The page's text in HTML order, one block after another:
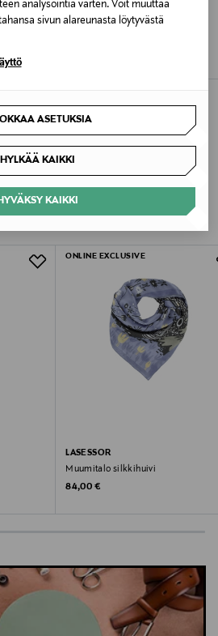
analysointia varten. Voit muuttaa
sivun alareunasta löytyvästä
ASETUKSIA
HYLKÄÄ KAIKKI
KAIKKI
ONLINE EXCLUSIVE
LASESSOR
Muumitalo silkkihuivi
Original Price
84,00 €